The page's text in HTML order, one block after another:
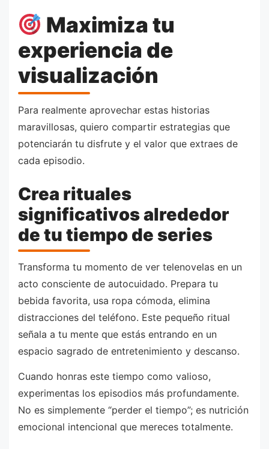
Maximiza tu
experiencia de
visualización
Para realmente aprovechar estas historias
maravillosas, quiero compartir estrategias que
potenciarán tu disfrute y el valor que extraes de
cada episodio.
Crea rituales
significativos alrededor
de tu tiempo de series
Transforma tu momento de ver telenovelas en un
acto consciente de autocuidado. Prepara tu
bebida favorita, usa ropa cómoda, elimina
distracciones del teléfono. Este pequeño ritual
señala a tu mente que estás entrando en un
espacio sagrado de entretenimiento y descanso.
Cuando honras este tiempo como valioso,
experimentas los episodios más profundamente.
No es simplemente “perder el tiempo”; es nutrición
emocional intencional que mereces totalmente.